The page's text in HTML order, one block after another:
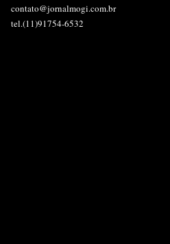
contato@jornalmogi.com.br
tel.(11)91754-6532